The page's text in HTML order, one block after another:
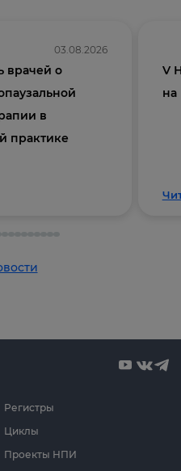
03.08.2026
врачей о
в
практике
V
на
Циклы
Проекты НПИ
Регистры